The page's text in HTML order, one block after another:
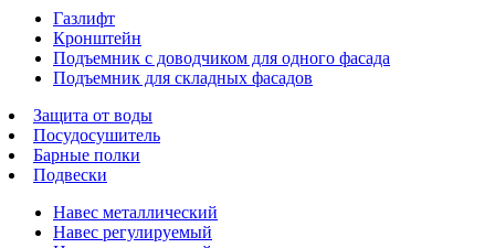
Газлифт
Кронштейн
Подъемник с доводчиком для одного фасада
Подъемник для складных фасадов
Защита от воды
Посудосушитель
Барные полки
Подвески
Навес металлический
Навес регулируемый